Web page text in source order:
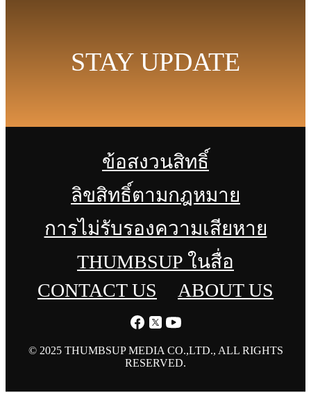
STAY UPDATE
ข้อสงวนสิทธิ์
ลิขสิทธิ์ตามกฎหมาย
การไม่รับรองความเสียหาย
THUMBSUP ในสื่อ
CONTACT US
ABOUT US
© 2025 THUMBSUP MEDIA CO.,LTD., ALL RIGHTS
RESERVED.